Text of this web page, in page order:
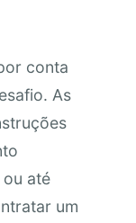
conta
As
até
um